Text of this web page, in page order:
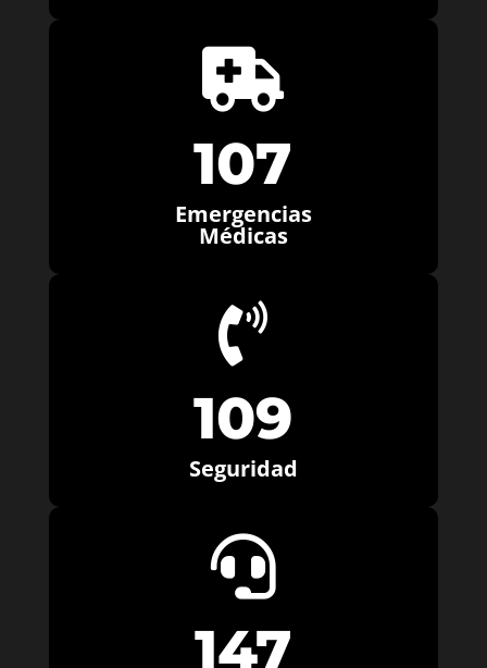

107
Emergencias
Médicas

109
Seguridad

147